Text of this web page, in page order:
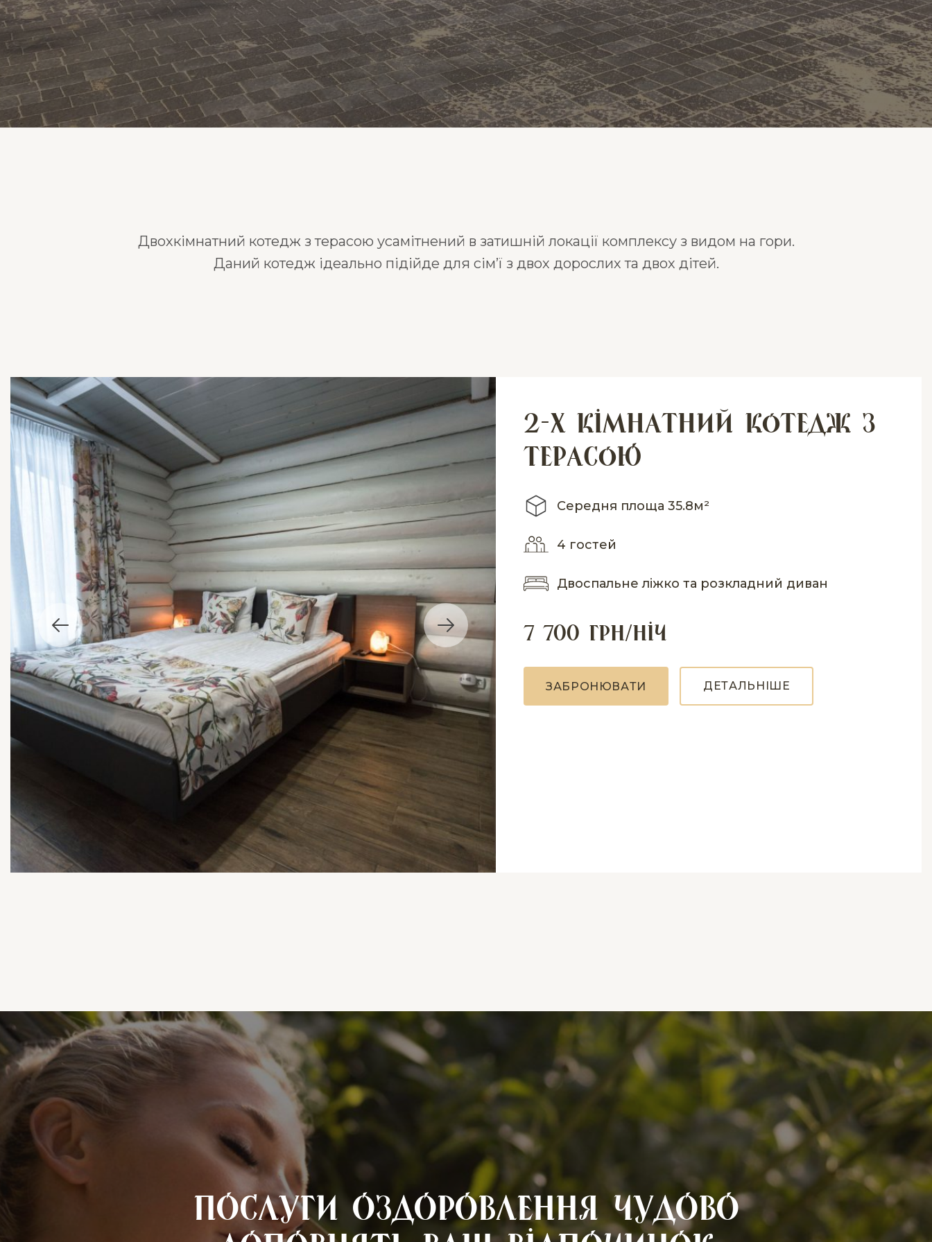
Двохкімнатний котедж з терасою усамітнений в затишній локації комплексу з видом на гори.
Даний котедж ідеально підійде для сім’ї з двох дорослих та двох дітей.
2-х кімнатний котедж з
терасою
Середня площа 35.8м²
4 гостей
Двоспальне ліжко та розкладний диван
7 700 грн/ніч
ЗАБ РОН ЮВАТИ Д ЕТАЛ Ь Н ІШ Е
Послуги оздоровлення чудово